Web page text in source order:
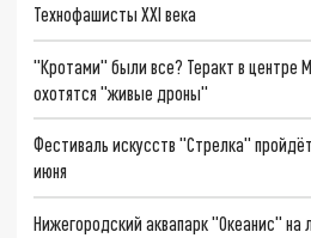
Технофашисты XXI века
"Кротами" были все? Теракт в центре
охотятся "живые дроны"
Фестиваль искусств "Стрелка"
июня
Нижегородский аквапарк "Океанис" на